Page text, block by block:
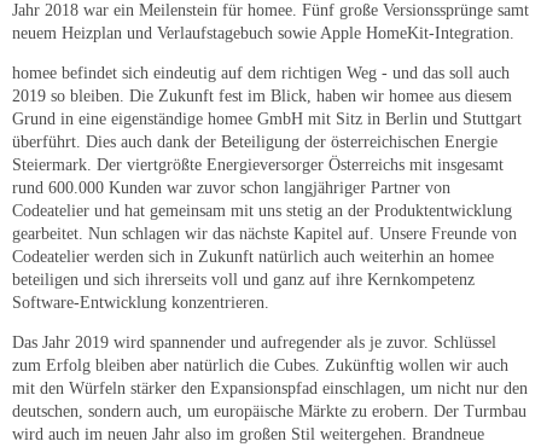
Jahr 2018 war ein Meilenstein für homee. Fünf große Versionssprünge samt
neuem Heizplan und Verlaufstagebuch sowie Apple HomeKit-Integration.
homee befindet sich eindeutig auf dem richtigen Weg - und das soll auch
2019 so bleiben. Die Zukunft fest im Blick, haben wir homee aus diesem
Grund in eine eigenständige homee GmbH mit Sitz in Berlin und Stuttgart
überführt. Dies auch dank der Beteiligung der österreichischen Energie
Steiermark. Der viertgrößte Energieversorger Österreichs mit insgesamt
rund 600.000 Kunden war zuvor schon langjähriger Partner von
Codeatelier und hat gemeinsam mit uns stetig an der Produktentwicklung
gearbeitet. Nun schlagen wir das nächste Kapitel auf. Unsere Freunde von
Codeatelier werden sich in Zukunft natürlich auch weiterhin an homee
beteiligen und sich ihrerseits voll und ganz auf ihre Kernkompetenz
Software-Entwicklung konzentrieren.
Das Jahr 2019 wird spannender und aufregender als je zuvor. Schlüssel
zum Erfolg bleiben aber natürlich die Cubes. Zukünftig wollen wir auch
mit den Würfeln stärker den Expansionspfad einschlagen, um nicht nur den
deutschen, sondern auch, um europäische Märkte zu erobern. Der Turmbau
wird auch im neuen Jahr also im großen Stil weitergehen. Brandneue